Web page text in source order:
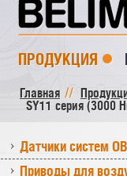
ПРОДУКЦИЯ
Главная
SY11 серия (3000
Датчики систем
Приводы для